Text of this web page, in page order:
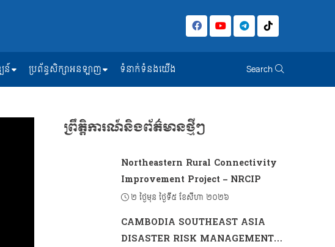
ន៍ ប្រព័ន្ធសិក្សាអនឡាញ ទំនាក់ទំនងយើង Search
ព្រឹត្តិការណ៍និងព័ត៌មានថ្មីៗ
Northeastern Rural Connectivity
Improvement Project – NRCIP
២ ថ្ងៃមុន ថ្ងៃទី៥ ខែសីហា ២០២៦
CAMBODIA SOUTHEAST ASIA
DISASTER RISK MANAGEMENT